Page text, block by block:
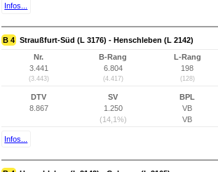
Infos...
B 4 Straußfurt-Süd (L 3176) - Henschleben (L 2142)
Nr.
3.441
(3.443)
B-Rang
6.804
(4.417)
L-Rang
198
(128)
DTV
8.867
SV
1.250
(14,1%)
BPL
VB
VB
Infos...